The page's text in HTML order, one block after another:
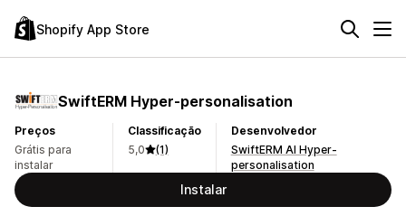
Shopify App Store
SwiftERM Hyper‑personalisation
Preços
Grátis para
instalar
Classificação
5,0
(1)
Desenvolvedor
SwiftERM AI Hyper-
personalisation
Instalar